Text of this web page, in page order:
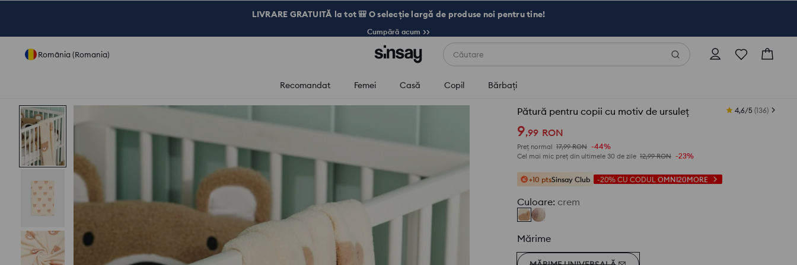
LIVRARE GRATUITĂ la tot 🎒 O selecție largă de produse noi pentru tine!
Cumpără acum >>
România (Romania) Căutare
Recomandat Femei Casă Copil Bărbaţi
Pătură pentru copii cu motiv de ursuleț 4,6/5 (136)
9,99 RON
Preț normal 17,99 RON -44%
Cel mai mic preț din ultimele 30 de zile 12,99 RON -23%
+10 ptsSinsay Club -20% CU CODUL OMNI20MORE
Culoare: crem
Mărime